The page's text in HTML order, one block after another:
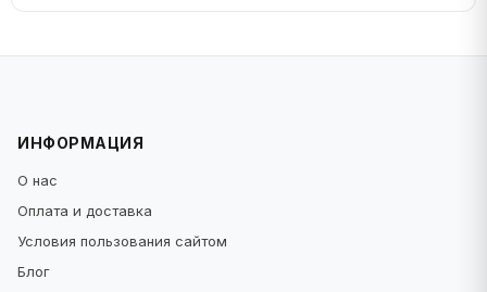
ИНФОРМАЦИЯ
О нас
Оплата и доставка
Условия пользования сайтом
Блог